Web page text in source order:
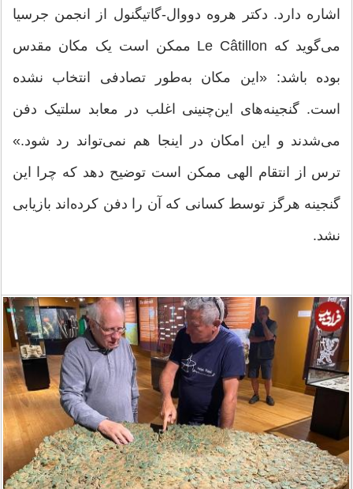
اشاره دارد. دکتر هروه دووال-گاتیگنول از انجمن جرسیا
می‌گوید که Le Câtillon ممکن است یک مکان مقدس
بوده باشد: «این مکان به‌طور تصادفی انتخاب نشده
است. گنجینه‌های این‌چنینی اغلب در معابد سلتیک دفن
می‌شدند و این امکان در اینجا هم نمی‌تواند رد شود.»
ترس از انتقام الهی ممکن است توضیح دهد که چرا این
گنجینه هرگز توسط کسانی که آن را دفن کرده‌اند بازیابی
نشد.